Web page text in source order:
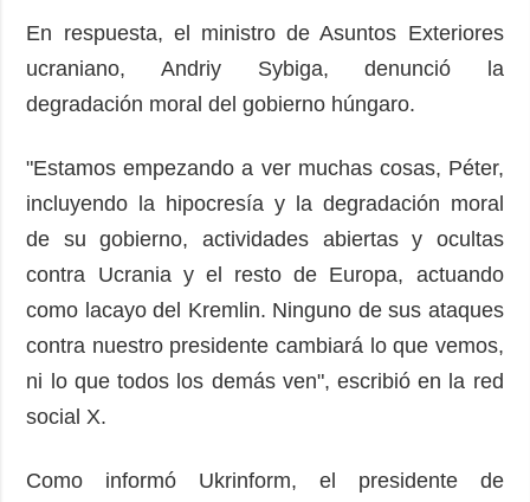
En respuesta, el ministro de Asuntos Exteriores
ucraniano, Andriy Sybiga, denunció la
degradación moral del gobierno húngaro.
"Estamos empezando a ver muchas cosas, Péter,
incluyendo la hipocresía y la degradación moral
de su gobierno, actividades abiertas y ocultas
contra Ucrania y el resto de Europa, actuando
como lacayo del Kremlin. Ninguno de sus ataques
contra nuestro presidente cambiará lo que vemos,
ni lo que todos los demás ven", escribió en la red
social X.
Como informó Ukrinform, el presidente de